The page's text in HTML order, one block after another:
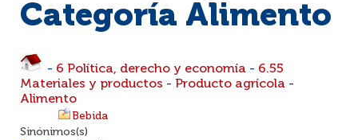
Categoría Alimento
- 6 Política, derecho y economía - 6.55
Materiales y productos - Producto agrícola -
Alimento
Bebida
Sinónimos(s)